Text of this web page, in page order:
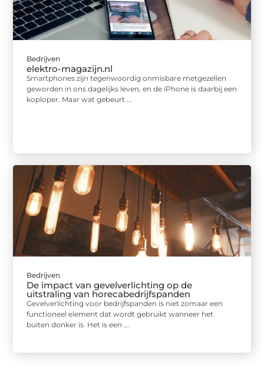
Bedrijven
elektro-magazijn.nl
Smartphones zijn tegenwoordig onmisbare metgezellen
geworden in ons dagelijks leven, en de iPhone is daarbij een
koploper. Maar wat gebeurt ...
Bedrijven
De impact van gevelverlichting op de
uitstraling van horecabedrijfspanden
Gevelverlichting voor bedrijfspanden is niet zomaar een
functioneel element dat wordt gebruikt wanneer het
buiten donker is. Het is een ...